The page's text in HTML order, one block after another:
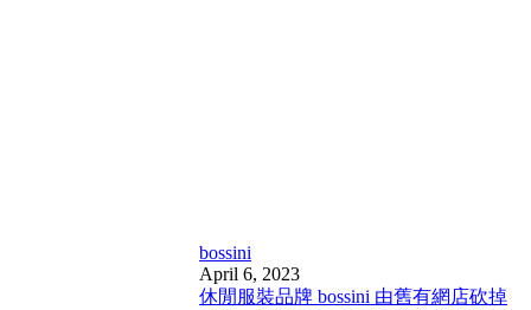
bossini
April 6, 2023
休閒服裝品牌 bossini 由舊有網店砍掉